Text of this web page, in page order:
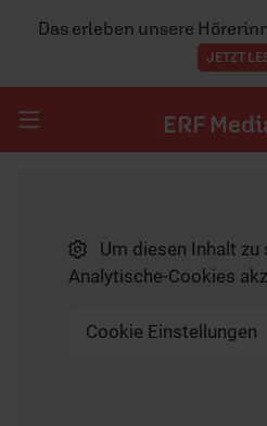
Das erleben unsere
JETZT
ERF
SENDUNGEN A-ZUm diesen Inhalt zu
Analytische-Cookies
Cookie Einstellungen